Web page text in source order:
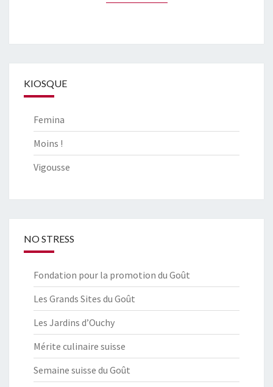
KIOSQUE
Femina
Moins !
Vigousse
NO STRESS
Fondation pour la promotion du Goût
Les Grands Sites du Goût
Les Jardins d’Ouchy
Mérite culinaire suisse
Semaine suisse du Goût